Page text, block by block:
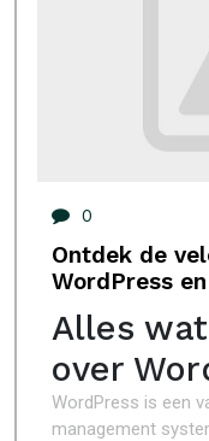
0
Ontdek de
WordPress
Alles
over
WordPress is een
management